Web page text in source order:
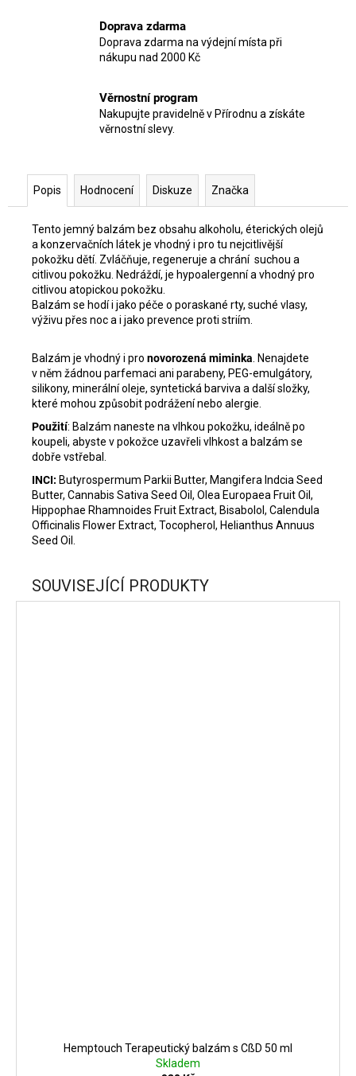
Doprava zdarma
Doprava zdarma na výdejní místa při
nákupu nad 2000 Kč
Věrnostní program
Nakupujte pravidelně v Přírodnu a získáte
věrnostní slevy.
Popis Hodnocení Diskuze Značka
Tento jemný balzám bez obsahu alkoholu, éterických olejů
a konzervačních látek je vhodný i pro tu nejcitlivější
pokožku dětí. Zvláčňuje, regeneruje a chrání suchou a
citlivou pokožku. Nedráždí, je hypoalergenní a vhodný pro
citlivou atopickou pokožku.
Balzám se hodí i jako péče o poraskané rty, suché vlasy,
výživu přes noc a i jako prevence proti striím.
Balzám je vhodný i pro novorozená miminka. Nenajdete
v něm žádnou parfemaci ani parabeny, PEG-emulgátory,
silikony, minerální oleje, syntetická barviva a další složky,
které mohou způsobit podrážení nebo alergie.
Použití: Balzám naneste na vlhkou pokožku, ideálně po
koupeli, abyste v pokožce uzavřeli vlhkost a balzám se
dobře vstřebal.
INCI: Butyrospermum Parkii Butter, Mangifera Indcia Seed
Butter, Cannabis Sativa Seed Oil , Olea Europaea Fruit Oil ,
Hippophae Rhamnoides Fruit Extract, Bisabolol , Calendula
Officinalis Flower Extract, Tocopherol , Helianthus Annuus
Seed Oil .
SOUVISEJÍCÍ PRODUKTY
Hemptouch Terapeutický balzám s CßD 50 ml
Skladem